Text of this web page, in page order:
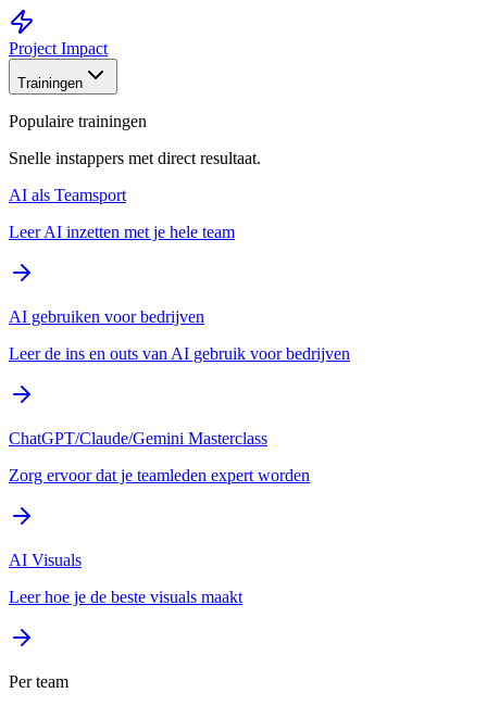
Project Impact
Trainingen
Populaire trainingen
Snelle instappers met direct resultaat.
AI als Teamsport
Leer AI inzetten met je hele team
AI gebruiken voor bedrijven
Leer de ins en outs van AI gebruik voor bedrijven
ChatGPT/Claude/Gemini Masterclass
Zorg ervoor dat je teamleden expert worden
AI Visuals
Leer hoe je de beste visuals maakt
Per team